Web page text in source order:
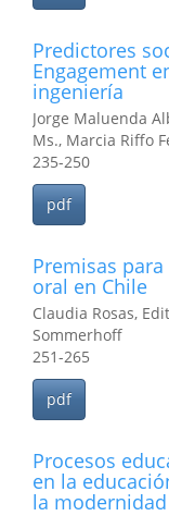
Predictores
Engagement
ingeniería
Jorge Maluenda
Ms., Marcia Riffo
235-250
pdf
Premisas
oral en Chile
Claudia Rosas,
Sommerhoff
251-265
pdf
Procesos
en la
la modernidad